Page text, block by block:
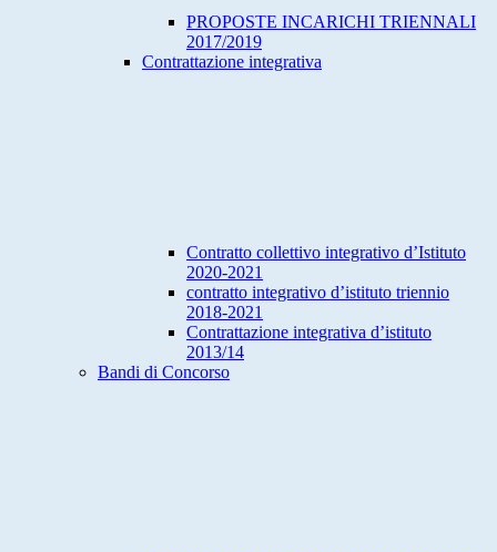
PROPOSTE INCARICHI TRIENNALI
2017/2019
Contrattazione integrativa
Contratto collettivo integrativo d’Istituto
2020-2021
contratto integrativo d’istituto triennio
2018-2021
Contrattazione integrativa d’istituto
2013/14
Bandi di Concorso